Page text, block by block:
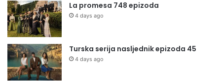
La promesa 748 epizoda
4 days ago
Turska serija nasljednik epizoda 45
4 days ago